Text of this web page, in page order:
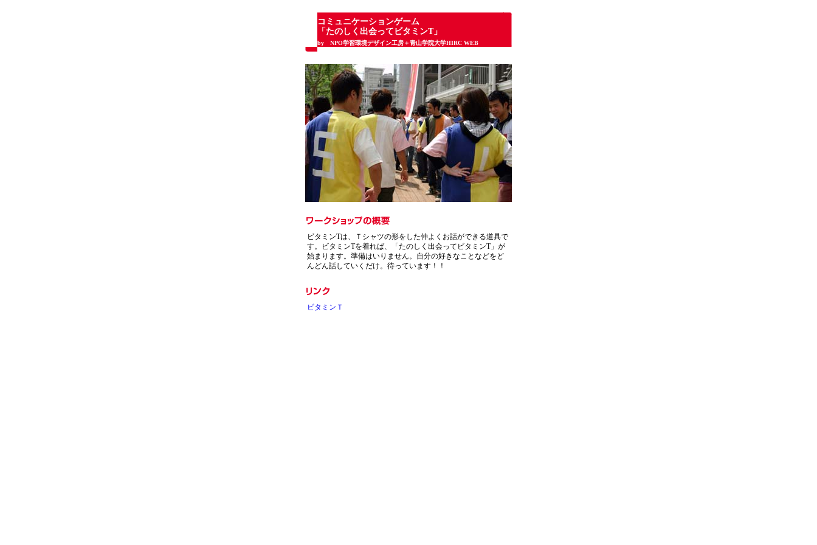
コミュニケーションゲーム
「たのしく出会ってビタミンT」
by NPO学習環境デザイン工房＋青山学院大学HIRC WEB
ビタミンTは、Ｔシャツの形をした仲よくお話ができる道具で
す。ビタミンTを着れば、「たのしく出会ってビタミンT」が
始まります。準備はいりません。自分の好きなことなどをど
んどん話していくだけ。待っています！！
ビタミンＴ